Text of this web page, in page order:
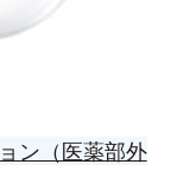
ン（医薬部外